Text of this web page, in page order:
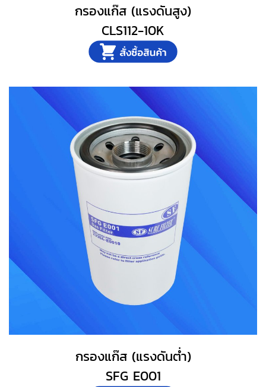
กรองแก๊ส (แรงดันสูง)
CLS112-10K
กรองแก๊ส (แรงดันต่ำ)
SFG E001